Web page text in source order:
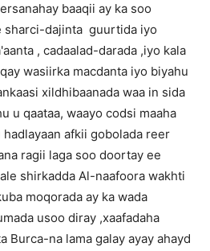
baaqii ay ka soo
sharci-dajinta guurtida iyo
, cadaalad-darada ,iyo kala
wasiirka macdanta iyo biyahu
xildhibaanada waa in sida
u qaataa, waayo codsi maaha
afkii gobolada reer
ragii laga soo doortay ee
shirkadda Al-naafoora wakhti
moqorada ay ka wada
usoo diray ,xaafadaha
Burca-na lama galay ayay ahayd